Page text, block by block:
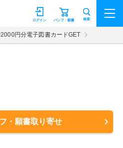
パンフ・願書
ログイン 検索
2000円分電子図書カードGET
・願書取り寄せ